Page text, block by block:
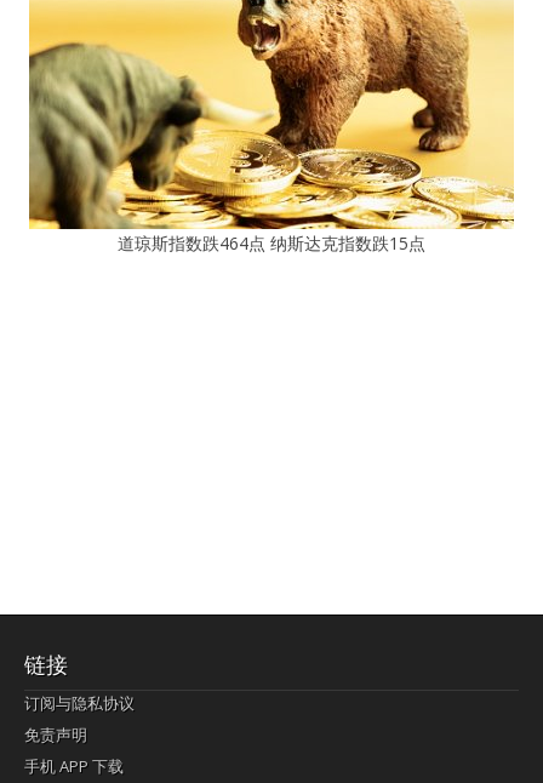
道琼斯指数跌464点 纳斯达克指数跌15点
链接
订阅与隐私协议
免责声明
手机 APP 下载